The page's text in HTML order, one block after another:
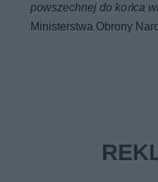
powszechnej do końca
Ministerstwa Obrony